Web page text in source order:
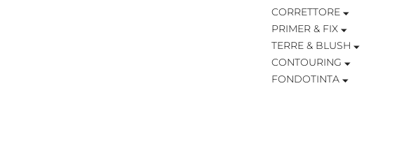
CORRETTORE
PRIMER & FIX
TERRE & BLUSH
CONTOURING
FONDOTINTA